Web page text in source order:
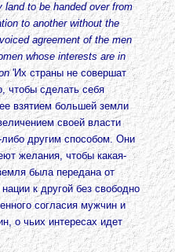
land to be handed over from
to another without the
voiced agreement of the men
whose interests are in
'Их страны не совершат
чтобы сделать себя
взятием большей земли
своей власти
либо другим способом. Они
желания, чтобы какая-
была передана от
к другой без свободно
согласия мужчин и
о чьих интересах идет